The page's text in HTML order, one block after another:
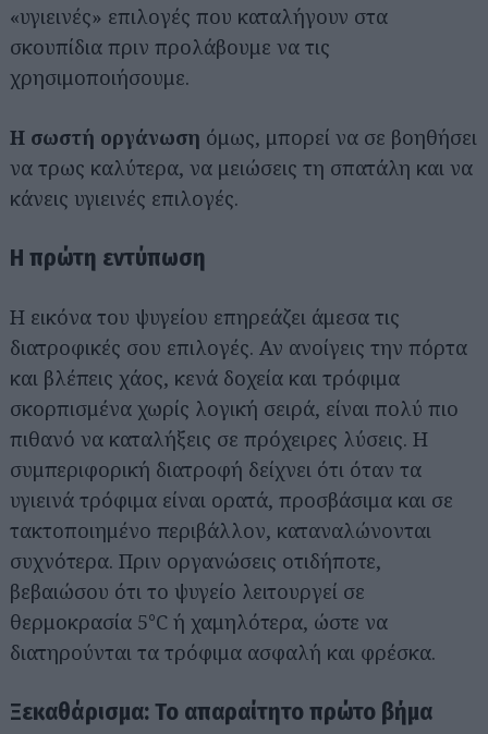
«υγιεινές» επιλογές που καταλήγουν στα
σκουπίδια πριν προλάβουμε να τις
χρησιμοποιήσουμε.
Η σωστή οργάνωση όμως, μπορεί να σε βοηθήσει
να τρως καλύτερα, να μειώσεις τη σπατάλη και να
κάνεις υγιεινές επιλογές.
Η πρώτη εντύπωση
Η εικόνα του ψυγείου επηρεάζει άμεσα τις
διατροφικές σου επιλογές. Αν ανοίγεις την πόρτα
και βλέπεις χάος, κενά δοχεία και τρόφιμα
σκορπισμένα χωρίς λογική σειρά, είναι πολύ πιο
πιθανό να καταλήξεις σε πρόχειρες λύσεις. Η
συμπεριφορική διατροφή δείχνει ότι όταν τα
υγιεινά τρόφιμα είναι ορατά, προσβάσιμα και σε
τακτοποιημένο περιβάλλον, καταναλώνονται
συχνότερα. Πριν οργανώσεις οτιδήποτε,
βεβαιώσου ότι το ψυγείο λειτουργεί σε
θερμοκρασία 5°C ή χαμηλότερα, ώστε να
διατηρούνται τα τρόφιμα ασφαλή και φρέσκα.
Ξεκαθάρισμα: Το απαραίτητο πρώτο βήμα